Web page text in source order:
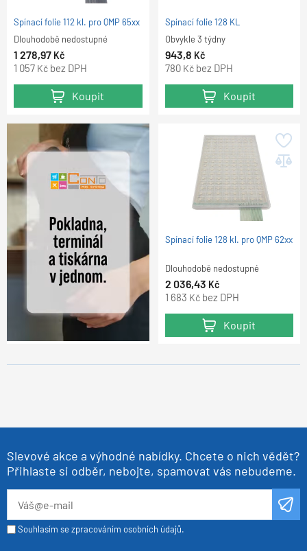
Spínací folie 112 kl. pro QMP 65xx
Dlouhodobě nedostupné
1 278,97 Kč
1 057 Kč bez DPH
Koupit
Spínací folie 128 KL
Obvykle 3 týdny
943,8 Kč
780 Kč bez DPH
Koupit
Spínací folie 128 kl. pro QMP 62xx
Dlouhodobě nedostupné
2 036,43 Kč
1 683 Kč bez DPH
Koupit
Slevové akce a výhodné nabídky. Chcete o nich vědět?
Přihlaste si odběr, nebojte, spamovat vás nebudeme.
Souhlasím se zpracováním osobních údajů.